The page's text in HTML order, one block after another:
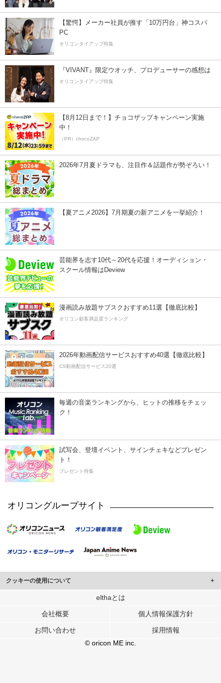
【驚愕】メーカー社員が推す「10万円台」神コスパ
PC
オリコンタイアップ特集
『VIVANT』限定ウオッチ、プロデューサーの感想は
オリコンタイアップ特集
【8月12日まで！】チョコザップキャンペーン実施
中！
（PR）chocoZAP
2026年7月夏ドラマも、注目作＆話題作が勢ぞろい！
【夏アニメ2026】7月期夏の新アニメを一挙紹介！
芸能界を志す10代～20代を応援！オーディション・
スクール情報はDeview
漫画読み放題サブスクおすすめ11選【徹底比較】
オリコン顧客満足度ランキング
2026年動画配信サービスおすすめ40選【徹底比較】
CS動画配信サービス20選
毎週の音楽ランキングから、ヒットの推移をチェッ
ク！
試写会、登壇イベント、サインチェキなどプレゼン
ト！
プレゼント特集
オリコングループサイト
クッキーの使用について
このサイトでは Cookie を使用して、ユーザーに合わせたコンテンツや広告の
行っています。
メディアや広告配信、データ解析の各パートナーに提供しています。
各パートナーは、この情報とユーザーが各パートナーに提供した他の情報や、
ユーザーが各パートナーのサービスを使用したときに収集した他の情報を組み
elthaとは
会社概要 個人情報保護方針
お問い合わせ
採用情報
© oricon ME inc.